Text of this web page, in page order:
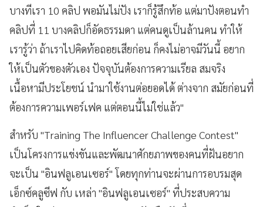
บางทีเรา 10 คลิป พอมันไม่ปัง เราก็รู้สึกท้อ แต่มาปังตอนทำ
คลิปที่ 11 บางคลิปก็อัดธรรมดา แต่คนดูเป็นล้านคน ทำให้
เรารู้ว่า ถ้าเราไปคิดท้อถอยเสียก่อน ก็คงไม่อาจมีวันนี้ อยาก
ให้เป็นตัวของตัวเอง ปัจจุบันต้องการความเรียล สมจริง
เนื้อหามีประโยชน์ นำมาใช้งานต่อยอดได้ ต่างจาก สมัยก่อนที่
ต้องการความเพอร์เฟค แต่ตอนนี้ไม่ใช่แล้ว"
สำหรับ "Training The Influencer Challenge Contest"
เป็นโครงการแข่งขันและพัฒนาศักยภาพของคนที่ฝันอยาก
จะเป็น "อินฟลูเอนเซอร์" โดยทุกท่านจะผ่านการอบรมสุด
เอ็กซ์คลูซีฟ กับ เหล่า "อินฟลูเอนเซอร์" ที่ประสบความ